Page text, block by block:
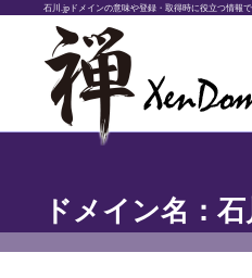
石川.jpドメインの意味や登録・取得時に役立つ情報
ドメイン名：